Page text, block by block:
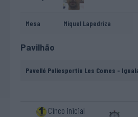
Mesa Miquel Lapedriza
Pavilhão
Pavelló Poliesportiu Les Comes -
Cinco inicial